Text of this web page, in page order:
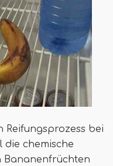
Reifungsprozess bei
die chemische
Bananenfrüchten